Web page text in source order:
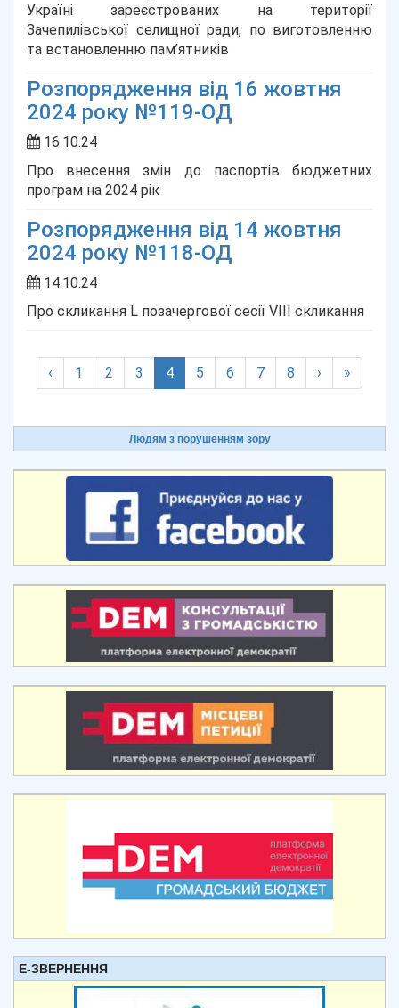
Україні зареєстрованих на території
Зачепилівської селищної ради, по виготовленню
та встановленню пам’ятників
Розпорядження від 16 жовтня
2024 року №119-ОД
16.10.24
Про внесення змін до паспортів бюджетних
програм на 2024 рік
Розпорядження від 14 жовтня
2024 року №118-ОД
14.10.24
Про скликання L позачергової сесії VIІІ скликання
‹ 1 2 3 4(current)
5 6 7 8 › »
Людям з порушенням зору
Е-ЗВЕРНЕННЯ